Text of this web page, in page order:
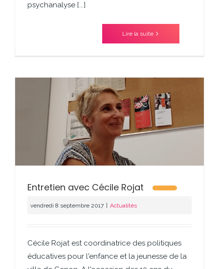
psychanalyse [...]
Lire la suite
Entretien avec Cécile Rojat
vendredi 8 septembre 2017 | Actualités
Cécile Rojat est coordinatrice des politiques
éducatives pour l'enfance et la jeunesse de la